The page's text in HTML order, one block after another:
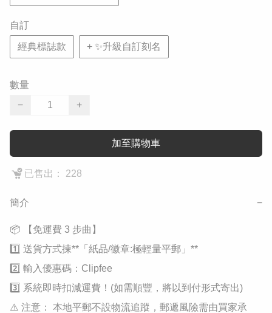
自訂
經典標誌款 + ✨升級自訂刻名
數量
−
+
加至購物車
已售出： 228
簡介 −
​📦 【免運費 3 步曲】
1️⃣ 送貨方式揀**「紙品/徽章:極輕量平郵」**
2️⃣ 輸入優惠碼：Clipfee
3️⃣ 系統即時扣減運費！(如需順豐，將以到付形式寄出)
​⚠️ 注意： 本地平郵不設物流追蹤，郵遞風險需由買家承